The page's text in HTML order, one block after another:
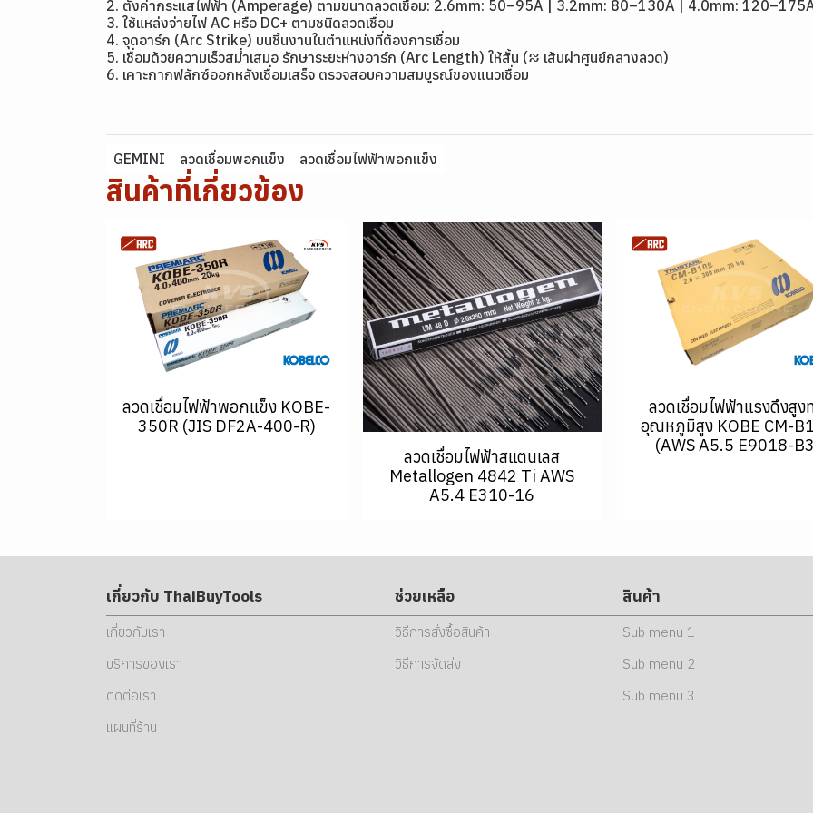
2. ตั้งค่ากระแสไฟฟ้า (Amperage) ตามขนาดลวดเชื่อม: 2.6mm: 50–95A | 3.2mm: 80–130A | 4.0mm:
3. ใช้แหล่งจ่ายไฟ AC หรือ DC+ ตามชนิดลวดเชื่อม
4. จุดอาร์ก (Arc Strike) บนชิ้นงานในตำแหน่งที่ต้องการเชื่อม
5. เชื่อมด้วยความเร็วสม่ำเสมอ รักษาระยะห่างอาร์ก (Arc Length) ให้สั้น (≈ เส้นผ่าศูนย์กลางลวด)
6. เคาะกากฟลักซ์ออกหลังเชื่อมเสร็จ ตรวจสอบความสมบูรณ์ของแนวเชื่อม
GEMINI ลวดเชื่อมพอกแข็ง ลวดเชื่อมไฟฟ้าพอกแข็ง
สินค้าที่เกี่ยวข้อง
ลวดเชื่อมไฟฟ้าพอกแข็ง KOBE-
350R (JIS DF2A-400-R)
ลวดเชื่อมไฟฟ้าสแตนเลส
Metallogen 4842 Ti AWS
A5.4 E310-16
ลวดเชื่อมไฟฟ้าแรงดึงสูง
อุณหภูมิสูง KOBE CM-
(AWS A5.5 E9018-
เกี่ยวกับ ThaiBuyTools
เกี่ยวกับเรา
บริการของเรา
ติดต่อเรา
แผนที่ร้าน
ช่วยเหลือ
วิธีการสั่งซื้อสินค้า
วิธีการจัดส่ง
สินค้า
Sub menu 1
Sub menu 2
Sub menu 3